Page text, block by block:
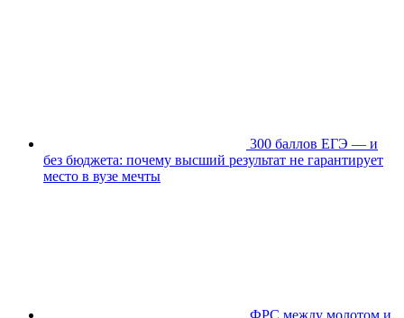
300 баллов ЕГЭ — и
без бюджета: почему высший результат не гарантирует
место в вузе мечты